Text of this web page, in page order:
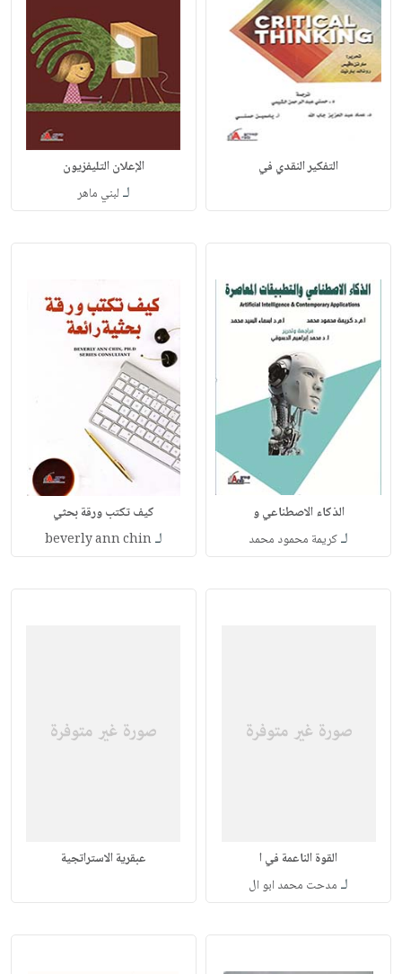
التفكير النقدي في الإعلان التليفزيون
لـ لبني ماهر
الذكاء الاصطناعي و
لـكريمة محمود محمد
كيف تكتب ورقة بحثي
لـbeverly ann chin
القوة الناعمة في ا
لـ مدحت محمد ابو ال
عبقرية الاستراتجية